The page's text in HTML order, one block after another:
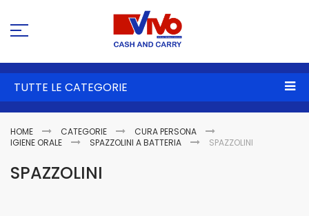
TUTTE LE CATEGORIE
HOME CATEGORIE
CURA PERSONA
IGIENE ORALE
SPAZZOLINI A BATTERIA SPAZZOLINI
SPAZZOLINI